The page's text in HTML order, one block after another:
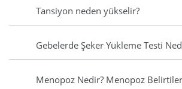
Tansiyon neden yükselir?
Gebelerde Şeker Yükleme Testi
Menopoz Nedir? Menopoz